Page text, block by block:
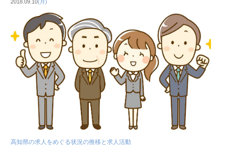
2018.09.10(月)
高知県の求人をめぐる状況の推移と求人活動